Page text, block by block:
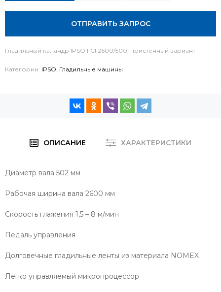
ОТПРАВИТЬ ЗАПРОС
Гладильный каландр IPSO FCI 2600/500, пристенный вариант
Категории: IPSO, Гладильные машины
ОПИСАНИЕ ХАРАКТЕРИСТИКИ
Диаметр вала 502 мм
Рабочая ширина вала 2600 мм
Скорость глажения 1,5 – 8 м/мин
Педаль управления
Долговечные гладильные ленты из материала NOMEX
Легко управляемый микропроцессор